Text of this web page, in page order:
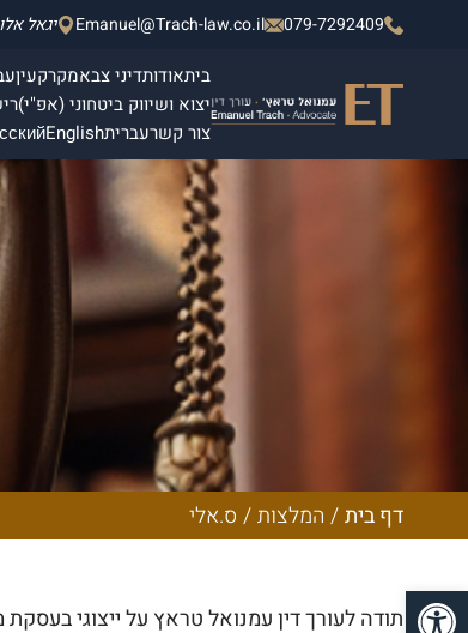
079-7292409
Emanuel@Trach-law.co.il יגאל אלון 94, תל אביב - יפו, מגדלי
ביתאודותדיני צבאמקרקעין
יצוא ושיווק ביטחוני (אפ"י)
צור קשרעבריתEnglish
דף בית/ המלצות/ ס.אלי
תודה לעורך דין עמנואל טראץ על ייצוגי
פתח סרגל נגישות